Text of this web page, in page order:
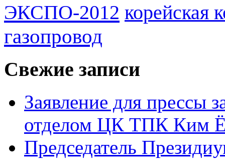
ЭКСПО-2012 корейская
газопровод
Свежие записи
Заявление для прессы
отделом ЦК ТПК Ким
Председатель